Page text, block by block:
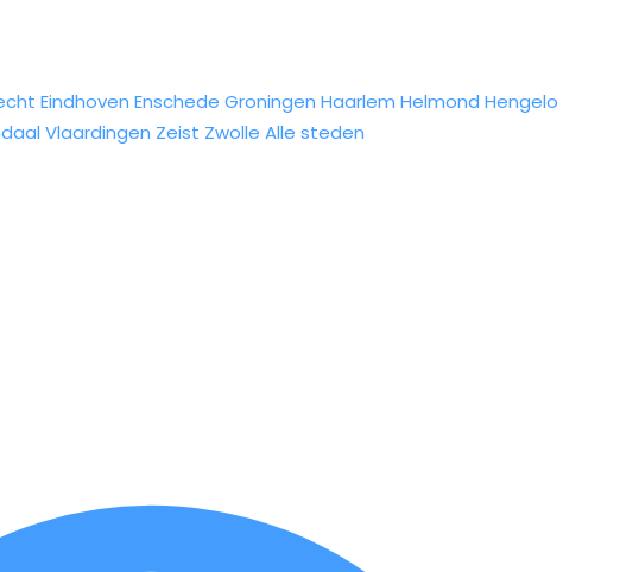
Eindhoven Enschede Groningen Haarlem Helmond Hengelo
Vlaardingen Zeist Zwolle Alle steden